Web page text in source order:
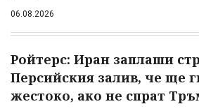
06.08.2026
Ройтерс: Иран заплаши
Персийския залив, че ще
жестоко, ако не спрат